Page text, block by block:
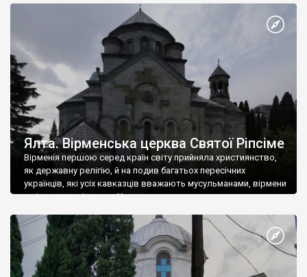
Херсонесі Володимир-язичник, став Василем-християнином.
А потім було Хрещення Русі. На честь Херсонесу Таврійського
Ялта. Вірменська церква Святої Ріпсіме
Вірменія першою серед країн світу прийняла християнство,
як державну релігію, й на подив багатьох пересічних
українців, які усіх кавказців вважають мусульманами, вірмени
є відданими вірянами Христа